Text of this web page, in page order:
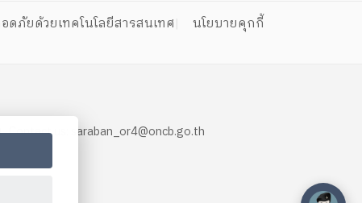
ภัยด้วยเทคโนโลยีสารสนเทศ
นโยบายคุกกี้
us:
saraban_or4@oncb.go.th